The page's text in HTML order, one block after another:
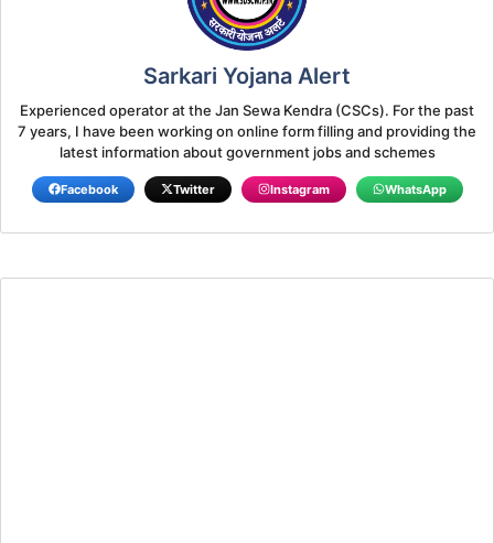
Sarkari Yojana Alert
Experienced operator at the Jan Sewa Kendra (CSCs). For the past
7 years, I have been working on online form filling and providing the
latest information about government jobs and schemes
Facebook Twitter Instagram WhatsApp